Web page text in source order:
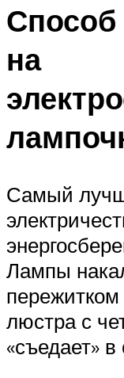
на
Самый
Лампы
люстра с
«съедает»